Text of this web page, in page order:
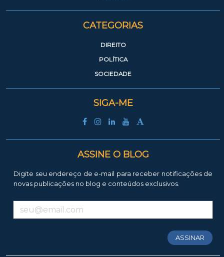
CATEGORIAS
DIREITO
POLÍTICA
SOCIEDADE
SIGA-ME
ASSINE O BLOG
Digite seu endereço de e-mail para receber notificações de
novas publicações no blog e conteúdos exclusivos.
ASSINAR